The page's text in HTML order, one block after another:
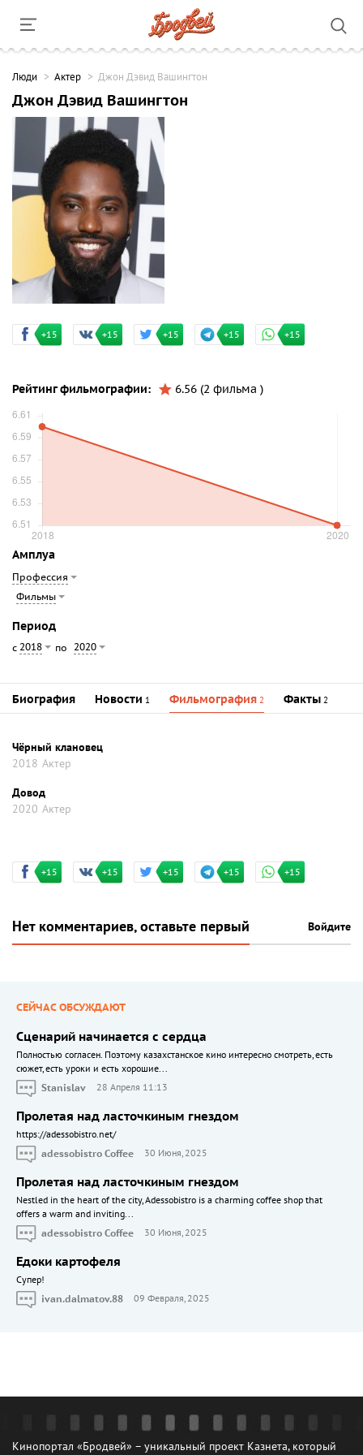
Люди Актер Джон Дэвид Вашингтон
Джон Дэвид Вашингтон
+15 +15 +15 +15 +15
Рейтинг фильмографии: 6.56 (2 фильма )
Амплуа
Профессия
Фильмы
Период
с 2018 по 2020
Биография Новости 1 Фильмография 2 Факты 2
Чёрный клановец
2018 Актер
Довод
2020 Актер
+15 +15 +15 +15 +15
Нет комментариев, оставьте первый Войдите
СЕЙЧАС ОБСУЖДАЮТ
Сценарий начинается с сердца
Полностью согласен. Поэтому казахстанское кино интересно смотреть, есть
сюжет, есть уроки и есть хорошие...
Stanislav
28 Апреля 11:13
Пролетая над ласточкиным гнездом
https://adessobistro.net/
adessobistro Coffee
30 Июня, 2025
Пролетая над ласточкиным гнездом
Nestled in the heart of the city, Adessobistro is a charming coffee shop that
offers a warm and inviting...
adessobistro Coffee
30 Июня, 2025
Едоки картофеля
Cупер!
ivan.dalmatov.88
09 Февраля, 2025
Кинопортал «Бродвей» – уникальный проект Казнета, который